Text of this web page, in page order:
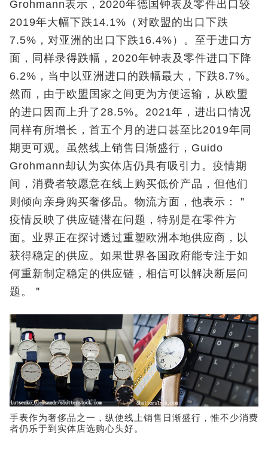
Grohmann表示，2020年德国钟表及零件出口较
2019年大幅下跌14.1%（对欧盟的出口下跌
7.5%，对亚洲的出口下跌16.4%）。至于进口方
面，同样录得跌幅，2020年钟表及零件进口下降
6.2%，当中以亚洲进口的跌幅最大，下跌8.7%。
然而，由于欧盟国家之间更为方便运输，从欧盟
的进口因而上升了28.5%。2021年，进出口情况
同样有所增长，首五个月的进口甚至比2019年同
期更可观。虽然线上销售日渐盛行，Guido
Grohmann却认为实体店仍具有吸引力。疫情期
间，消费者较愿意在线上购买低价产品，但他们
则倾向亲身购买奢侈品。物流方面，他表示：＂
疫情反映了供应链潜在问题，特别是在零件方
面。业界正在探讨透过重塑欧洲本地供应商，以
获得稳定的供应。如果世界各国政府能专注于如
何重新制定稳定的供应链，相信可以解决断层问
题。＂
手表作为奢侈品之一，纵使线上销售日渐盛行，惟不少消费
者仍乐于到实体店选购心头好。